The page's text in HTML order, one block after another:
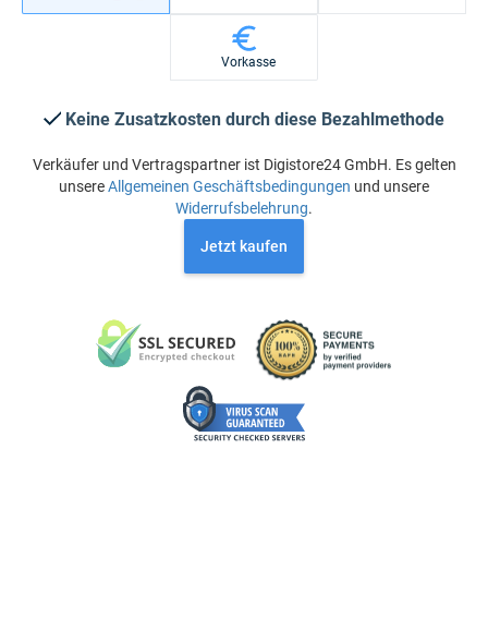
Vorkasse
Keine Zusatzkosten durch diese Bezahlmethode
Verkäufer und Vertragspartner ist Digistore24 GmbH. Es gelten
unsereAllgemeinen Geschäftsbedingungen und unsere
Widerrufsbelehrung.
Jetzt kaufen